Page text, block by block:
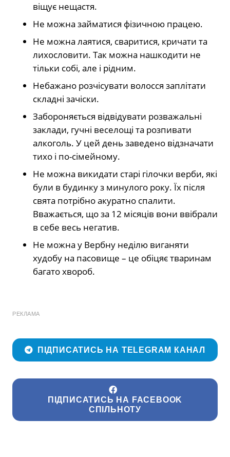
віщує нещастя.
Не можна займатися фізичною працею.
Не можна лаятися, сваритися, кричати та
лихословити. Так можна нашкодити не
тільки собі, але і рідним.
Небажано розчісувати волосся заплітати
складні зачіски.
Забороняється відвідувати розважальні
заклади, гучні веселощі та розпивати
алкоголь. У цей день заведено відзначати
тихо і по-сімейному.
Не можна викидати старі гілочки верби, які
були в будинку з минулого року. Їх після
свята потрібно акуратно спалити.
Вважається, що за 12 місяців вони ввібрали
в себе весь негатив.
Не можна у Вербну неділю виганяти
худобу на пасовище – це обіцяє тваринам
багато хвороб.
РЕКЛАМА
ПІДПИСАТИСЬ НА TELEGRAM КАНАЛ
ПІДПИСАТИСЬ НА FACEBOOK
СПІЛЬНОТУ